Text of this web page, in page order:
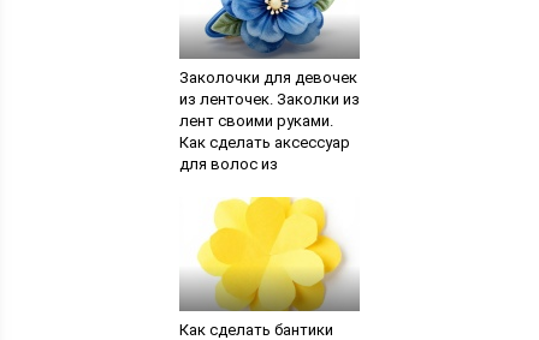
Заколочки для девочек
из ленточек. Заколки из
лент своими руками.
Как сделать аксессуар
для волос из
ленты
Как сделать бантики